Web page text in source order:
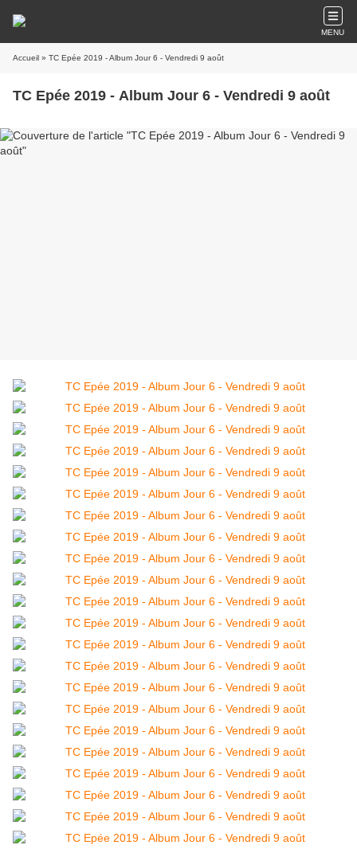
MENU
Accueil » TC Epée 2019 - Album Jour 6 - Vendredi 9 août
TC Epée 2019 - Album Jour 6 - Vendredi 9 août